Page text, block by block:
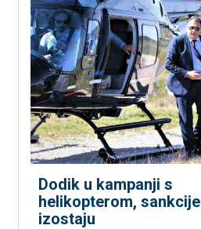
Dodik u kampanji s
helikopterom, sankcije
izostaju